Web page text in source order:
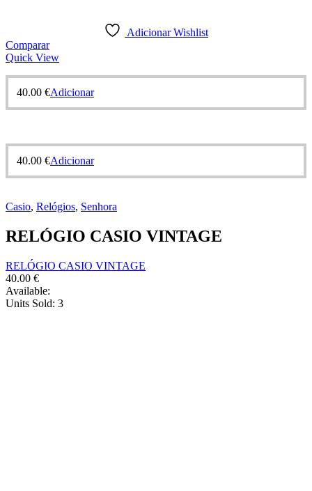
Adicionar Wishlist
Comparar
Quick View
40.00 €Adicionar
40.00 €Adicionar
Casio, Relógios, Senhora
RELÓGIO CASIO VINTAGE
RELÓGIO CASIO VINTAGE
40.00 €
Available:
Units Sold: 3